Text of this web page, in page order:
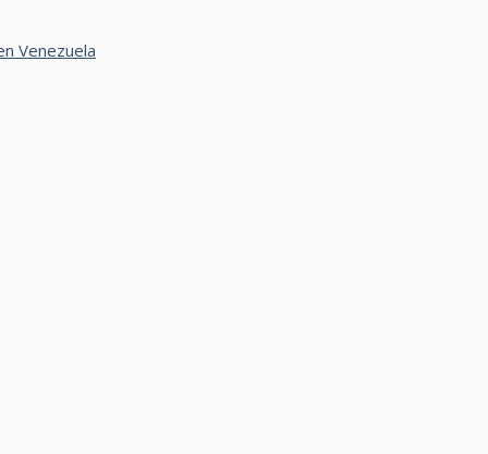
Venezuela